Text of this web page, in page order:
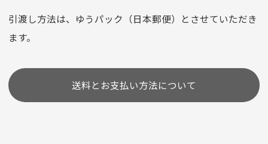
選びいただけない場合がございます。
引渡し方法は、ゆうパック（日本郵便）とさせていただき
ます。
送料とお支払い方法について